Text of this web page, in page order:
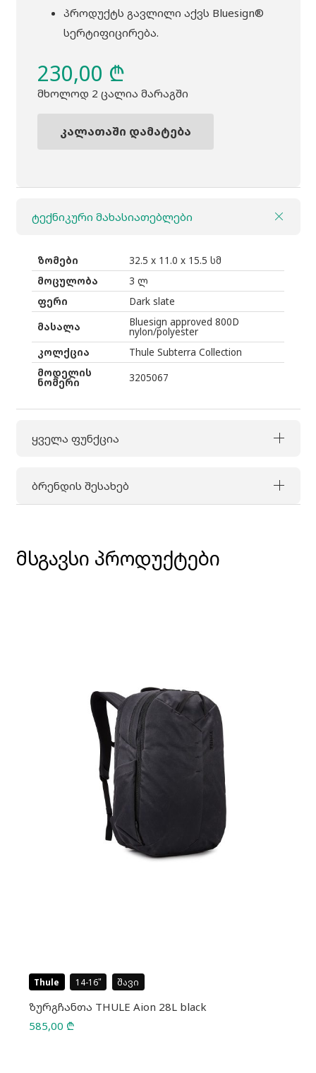
პროდუქტს გავლილი აქვს Bluesign®
სერტიფიცირება.
230,00 ₾
მხოლოდ 2 ცალია მარაგში
რაოდენობა:
2
bag
dark
slate
კალათაში დამატება
ტექნიკური მახასიათებლები
ზომები
32.5 x 11.0 x 15.5 სმ
მოცულობა
3 ლ
ფერი
Dark slate
მასალა
Bluesign approved 800D
nylon/polyester
კოლქცია
Thule Subterra Collection
მოდელის
ნომერი 3205067
ყველა ფუნქცია
ბრენდის შესახებ
მსგავსი პროდუქტები
Thule 14-16 შავი
ზურგჩანთა THULE Aion 28L black
585,00 ₾